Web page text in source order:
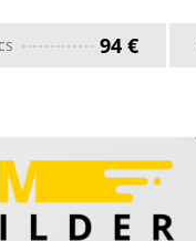
94 €